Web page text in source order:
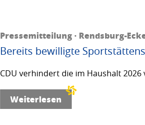
Pressemitteilung · Rendsburg-
Bereits bewilligte
CDU verhindert die im Haushalt
Weiterlesen